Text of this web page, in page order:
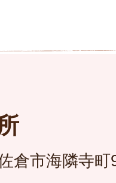
倉市海隣寺町